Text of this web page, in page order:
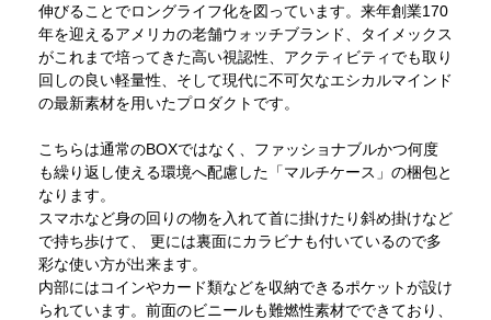
伸びることでロングライフ化を図っています。来年創業170
年を迎えるアメリカの老舗ウォッチブランド、タイメックス
がこれまで培ってきた高い視認性、アクティビティでも取り
回しの良い軽量性、そして現代に不可欠なエシカルマインド
の最新素材を用いたプロダクトです。
こちらは通常のBOXではなく、ファッショナブルかつ何度
も繰り返し使える環境へ配慮した「マルチケース」の梱包と
なります。
スマホなど身の回りの物を入れて首に掛けたり斜め掛けなど
で持ち歩けて、 更には裏面にカラビナも付いているので多
彩な使い方が出来ます。
内部にはコインやカード類などを収納できるポケットが設け
られています。前面のビニールも難燃性素材でできており、